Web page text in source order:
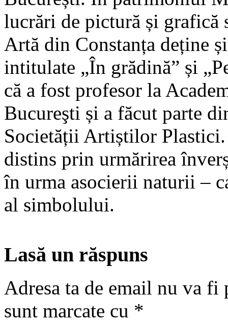
lucrări de pictură și grafică
Artă din Constanța deține
intitulate „În grădină” și
că a fost profesor la
Bucureşti și a făcut parte
Societății Artiștilor
distins prin urmărirea
în urma asocierii naturii –
al simbolului.
Lasă un răspuns
Adresa ta de email nu va fi
sunt marcate cu *